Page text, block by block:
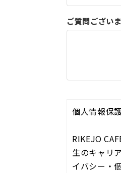
ご質問ござい
個人情報保
RIKEJO
生のキャリ
イバシー・